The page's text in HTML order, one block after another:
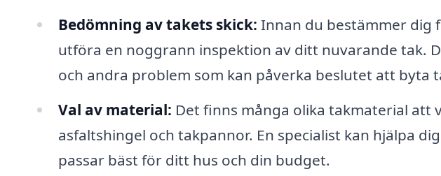
Bedömning av takets skick: Innan du bestämmer dig
utföra en noggrann inspektion av ditt nuvarande tak.
och andra problem som kan påverka beslutet att byta
Val av material: Det finns många olika takmaterial att
asfaltshingel och takpannor. En specialist kan hjälpa
passar bäst för ditt hus och din budget.